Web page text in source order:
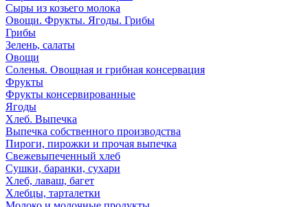
Сыры из козьего молока
Овощи. Фрукты. Ягоды. Грибы
Грибы
Зелень, салаты
Овощи
Соленья. Овощная и грибная консервация
Фрукты
Фрукты консервированные
Ягоды
Хлеб. Выпечка
Выпечка собственного производства
Пироги, пирожки и прочая выпечка
Свежевыпеченный хлеб
Сушки, баранки, сухари
Хлеб, лаваш, багет
Хлебцы, тарталетки